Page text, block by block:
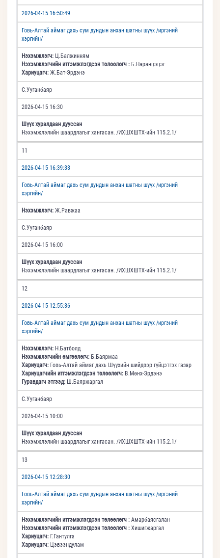
2026-04-15 16:50:49
Говь-Алтай аймаг дахь сум дундын анхан шатны шүүх /иргэний
хэргийн/
Нэхэмжлэгч: Ц.Балжинням
Нэхэмжлэгчийн итгэмжлэгдсэн төлөөлөгч : Б.Наранцэцэг
Хариуцагч: Ж.Бат-Эрдэнэ
С.Ууганбаяр
2026-04-15 16:30
Шүүх хуралдаан дууссан
Нэхэмжлэлийн шаардлагыг хангасан. /ИХШХШТХ-ийн 115.2.1/
11
2026-04-15 16:39:33
Говь-Алтай аймаг дахь сум дундын анхан шатны шүүх /иргэний
хэргийн/
Нэхэмжлэгч: Ж.Равжаа
С.Ууганбаяр
2026-04-15 16:00
Шүүх хуралдаан дууссан
Нэхэмжлэлийн шаардлагыг хангасан. /ИХШХШТХ-ийн 115.2.1/
12
2026-04-15 12:55:36
Говь-Алтай аймаг дахь сум дундын анхан шатны шүүх /иргэний
хэргийн/
Нэхэмжлэгч: Н.Батболд
Нэхэмжлэгчийн өмгөөлөгч: Б.Баярмаа
Хариуцагч: Говь-Алтай аймаг дахь Шүүхийн шийдвэр гүйцэтгэх газар
Хариуцагчийн итгэмжлэгдсэн төлөөлөгч: В.Мөнх-Эрдэнэ
Гуравдагч этгээд: Ш.Баяржаргал
С.Ууганбаяр
2026-04-15 10:00
Шүүх хуралдаан дууссан
Нэхэмжлэлийн шаардлагыг хангасан. /ИХШХШТХ-ийн 115.2.1/
13
2026-04-15 12:28:30
Говь-Алтай аймаг дахь сум дундын анхан шатны шүүх /иргэний
хэргийн/
Нэхэмжлэгчийн итгэмжлэгдсэн төлөөлөгч : Амарбаясгалан
Нэхэмжлэгчийн итгэмжлэгдсэн төлөөлөгч : Хишигжаргал
Хариуцагч: Г.Гантулга
Хариуцагч: Цэвээндулам